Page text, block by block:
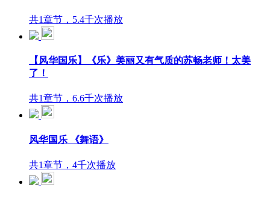
共1章节，5.4千次播放
【风华国乐】《乐》美丽又有气质的苏畅老师！太美
了！
共1章节，6.6千次播放
风华国乐 《舞语》
共1章节，4千次播放